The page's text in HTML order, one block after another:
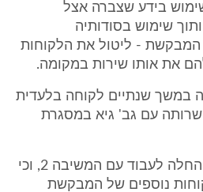
בידע שצברה אצל
שימוש בסודותיה
- ליטול את הלקוחות
את אותו שירות במקומה.
במשך שנתיים לקוחה בלעדית
עם גב' גיא במסגרת
גב' גיא העידה כי נירלט החלה לעבוד עם המשיבה 2, וכי
נוספים של המבקשת